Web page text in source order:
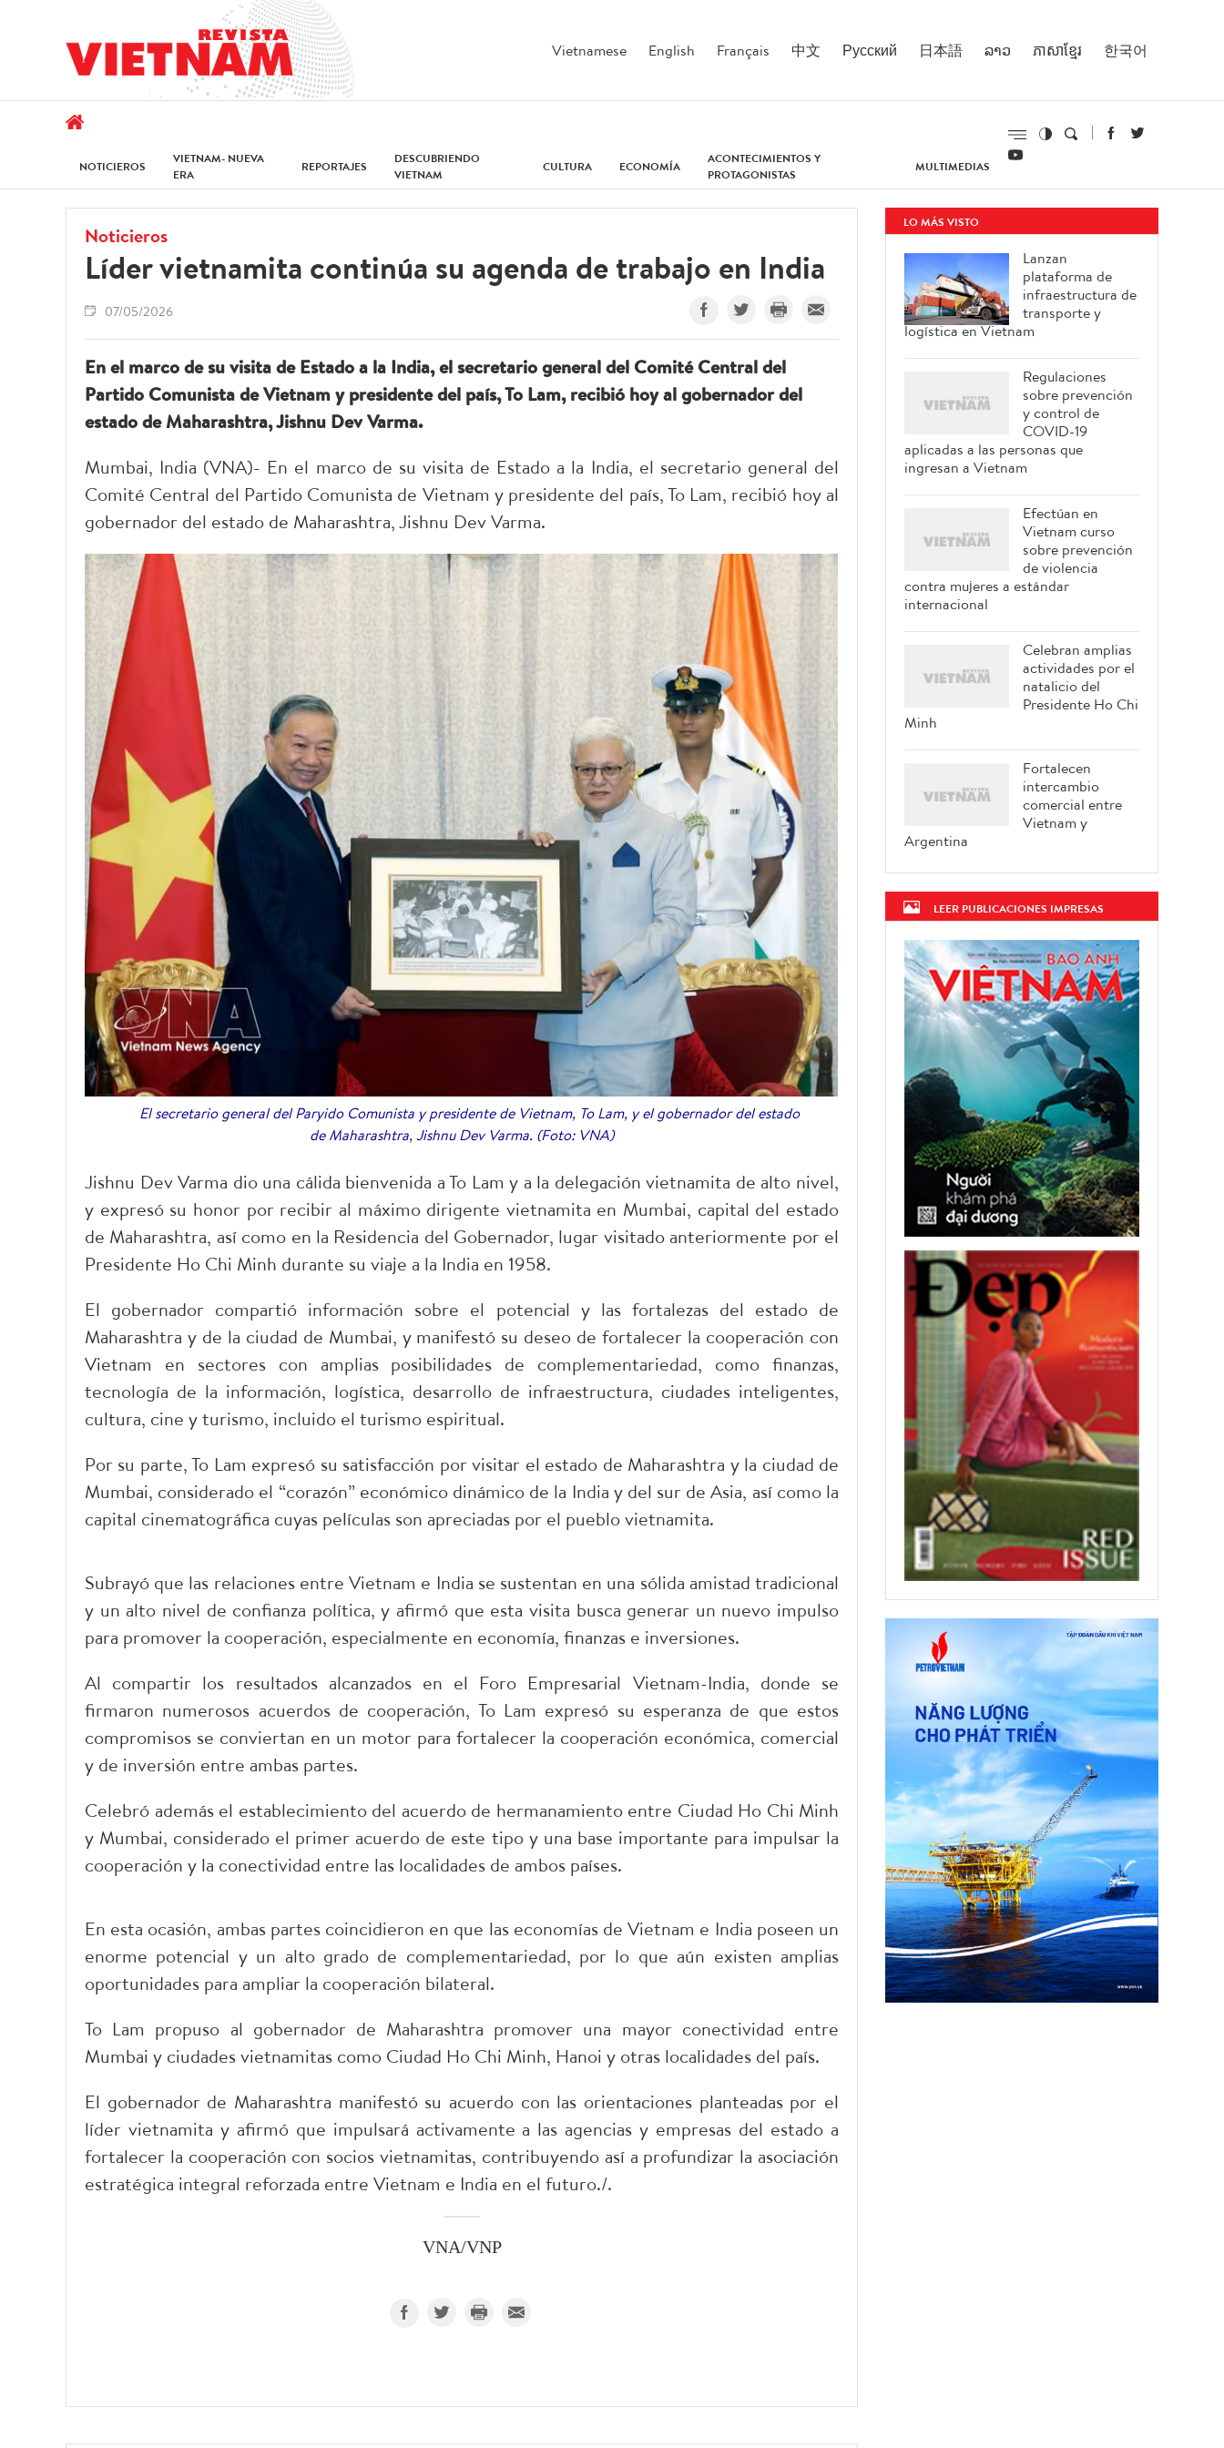
Vietnamese English Français 中文 Русский 日本語 ລາວ ភាសាខ្មែរ 한국어
NOTICIEROS
VIETNAM- NUEVA
ERA
REPORTAJES
DESCUBRIENDO
VIETNAM
CULTURA ECONOMÍA
ACONTECIMIENTOS Y
PROTAGONISTAS
MULTIMEDIAS
Noticieros
Líder vietnamita continúa su agenda de trabajo en India
07/05/2026
En el marco de su visita de Estado a la India, el secretario general del Comité Central del
Partido Comunista de Vietnam y presidente del país, To Lam, recibió hoy al gobernador del
estado de Maharashtra, Jishnu Dev Varma.
Mumbai, India (VNA)- En el marco de su visita de Estado a la India, el secretario general del
Comité Central del Partido Comunista de Vietnam y presidente del país, To Lam, recibió hoy al
gobernador del estado de Maharashtra, Jishnu Dev Varma.
El secretario general del Paryido Comunista y presidente de Vietnam, To Lam, y el gobernador del estado
de Maharashtra, Jishnu Dev Varma. (Foto: VNA)
Jishnu Dev Varma dio una cálida bienvenida a To Lam y a la delegación vietnamita de alto nivel,
y expresó su honor por recibir al máximo dirigente vietnamita en Mumbai, capital del estado
de Maharashtra, así como en la Residencia del Gobernador, lugar visitado anteriormente por el
Presidente Ho Chi Minh durante su viaje a la India en 1958.
El gobernador compartió información sobre el potencial y las fortalezas del estado de
Maharashtra y de la ciudad de Mumbai, y manifestó su deseo de fortalecer la cooperación con
Vietnam en sectores con amplias posibilidades de complementariedad, como finanzas,
tecnología de la información, logística, desarrollo de infraestructura, ciudades inteligentes,
cultura, cine y turismo, incluido el turismo espiritual.
Por su parte, To Lam expresó su satisfacción por visitar el estado de Maharashtra y la ciudad de
Mumbai, considerado el “corazón” económico dinámico de la India y del sur de Asia, así como la
capital cinematográfica cuyas películas son apreciadas por el pueblo vietnamita.
Subrayó que las relaciones entre Vietnam e India se sustentan en una sólida amistad tradicional
y un alto nivel de confianza política, y afirmó que esta visita busca generar un nuevo impulso
para promover la cooperación, especialmente en economía, finanzas e inversiones.
Al compartir los resultados alcanzados en el Foro Empresarial Vietnam-India, donde se
firmaron numerosos acuerdos de cooperación, To Lam expresó su esperanza de que estos
compromisos se conviertan en un motor para fortalecer la cooperación económica, comercial
y de inversión entre ambas partes.
Celebró además el establecimiento del acuerdo de hermanamiento entre Ciudad Ho Chi Minh
y Mumbai, considerado el primer acuerdo de este tipo y una base importante para impulsar la
cooperación y la conectividad entre las localidades de ambos países.
En esta ocasión, ambas partes coincidieron en que las economías de Vietnam e India poseen un
enorme potencial y un alto grado de complementariedad, por lo que aún existen amplias
oportunidades para ampliar la cooperación bilateral.
To Lam propuso al gobernador de Maharashtra promover una mayor conectividad entre
Mumbai y ciudades vietnamitas como Ciudad Ho Chi Minh, Hanoi y otras localidades del país.
El gobernador de Maharashtra manifestó su acuerdo con las orientaciones planteadas por el
líder vietnamita y afirmó que impulsará activamente a las agencias y empresas del estado a
fortalecer la cooperación con socios vietnamitas, contribuyendo así a profundizar la asociación
estratégica integral reforzada entre Vietnam e India en el futuro./.
VNA/VNP
LO MÁS VISTO
Lanzan
plataforma de
infraestructura de
transporte y
logística en Vietnam
Regulaciones
sobre prevención
y control de
COVID-19
aplicadas a las personas que
ingresan a Vietnam
Efectúan en
Vietnam curso
sobre prevención
de violencia
contra mujeres a estándar
internacional
Celebran amplias
actividades por el
natalicio del
Presidente Ho Chi
Minh
Fortalecen
intercambio
comercial entre
Vietnam y
Argentina
LEER PUBLICACIONES IMPRESAS